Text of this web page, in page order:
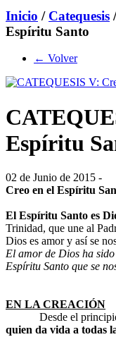
Inicio / Catequesis
Espíritu Santo
← Volver
Espíritu
02 de Junio de 2015 -
Creo en el Espíritu
El Espíritu Santo es
Trinidad, que une al
Dios es amor y así se
El amor de Dios ha
Espíritu Santo que se
EN LA CREACIÓN
Desde el principio
quien da vida a todas